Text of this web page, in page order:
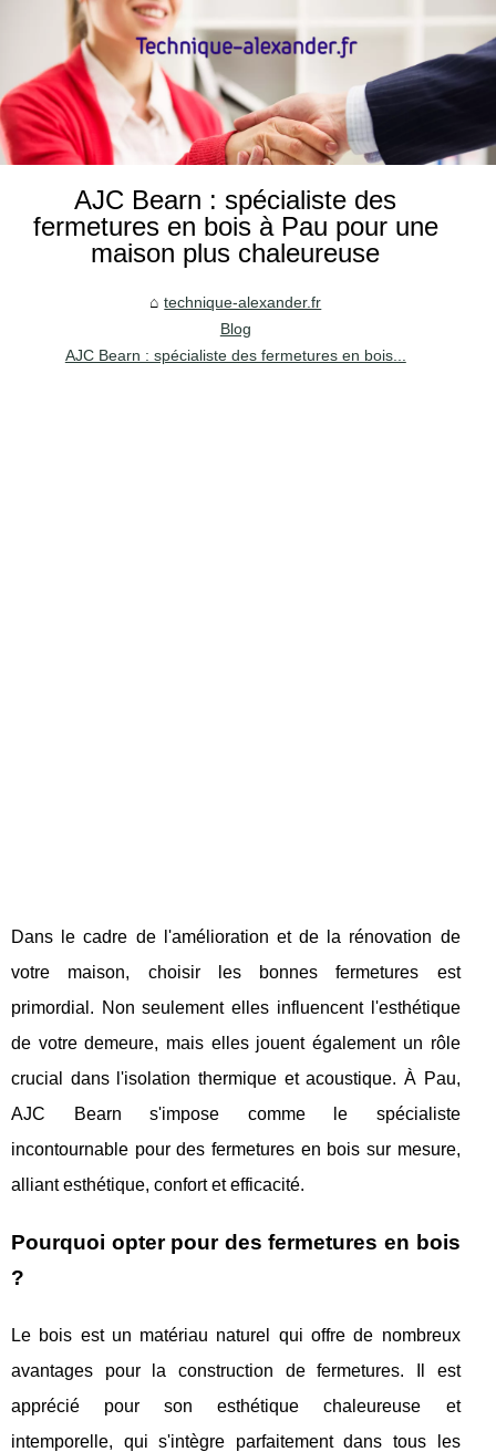
AJC Bearn : spécialiste des
fermetures en bois à Pau pour une
maison plus chaleureuse
technique-alexander.fr
Blog
AJC Bearn : spécialiste des fermetures en bois...
Dans le cadre de l'amélioration et de la rénovation de
votre maison, choisir les bonnes fermetures est
primordial. Non seulement elles influencent l'esthétique
de votre demeure, mais elles jouent également un rôle
crucial dans l'isolation thermique et acoustique. À Pau,
AJC Bearn s'impose comme le spécialiste
incontournable pour des fermetures en bois sur mesure,
alliant esthétique, confort et efficacité.
Pourquoi opter pour des fermetures en bois
?
Le bois est un matériau naturel qui offre de nombreux
avantages pour la construction de fermetures. Il est
apprécié pour son esthétique chaleureuse et
intemporelle, qui s'intègre parfaitement dans tous les